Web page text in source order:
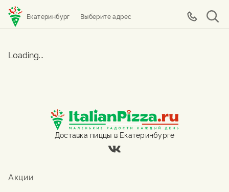
Екатеринбург Выберите адрес
Loading...
Доставка пиццы в Екатеринбурге
Акции